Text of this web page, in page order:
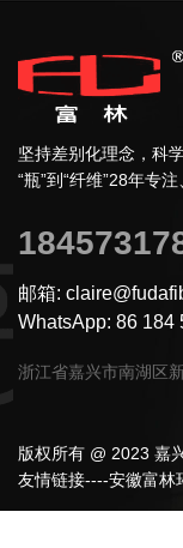
坚持差别化理念，科
“瓶”到“纤维”28年专
邮箱:
WhatsApp: 86 184
浙江省嘉兴市南湖区
版权所有 @ 2023 嘉
友情链接----安徽富林